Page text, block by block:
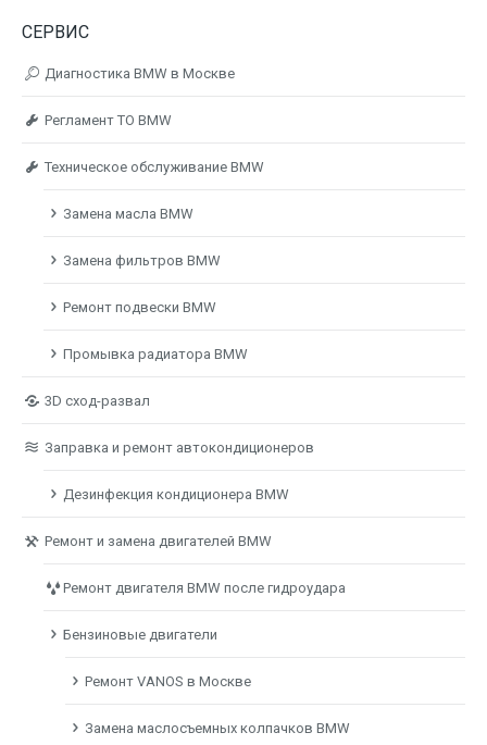
СЕРВИС
Диагностика BMW в Москве
Регламент ТО BMW
Техническое обслуживание BMW
Замена масла BMW
Замена фильтров BMW
Ремонт подвески BMW
Промывка радиатора BMW
3D сход-развал
Заправка и ремонт автокондиционеров
Дезинфекция кондиционера BMW
Ремонт и замена двигателей BMW
Ремонт двигателя BMW после гидроудара
Бензиновые двигатели
Ремонт VANOS в Москве
Замена маслосъемных колпачков BMW